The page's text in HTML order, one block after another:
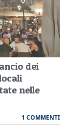
dei
nelle
1 COMMENTI